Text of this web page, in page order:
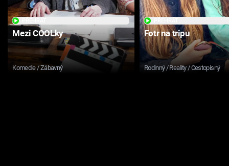
Mezi COOLky
Komedie / Zábavný
Fotr na tripu
Rodinný / Reality / Cestopisný